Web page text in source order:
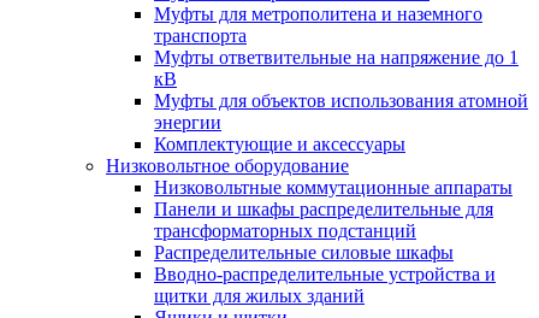
Муфты для метрополитена и наземного
транспорта
Муфты ответвительные на напряжение до 1
кВ
Муфты для объектов использования атомной
энергии
Комплектующие и аксессуары
Низковольтное оборудование
Низковольтные коммутационные аппараты
Панели и шкафы распределительные для
трансформаторных подстанций
Распределительные силовые шкафы
Вводно-распределительные устройства и
щитки для жилых зданий